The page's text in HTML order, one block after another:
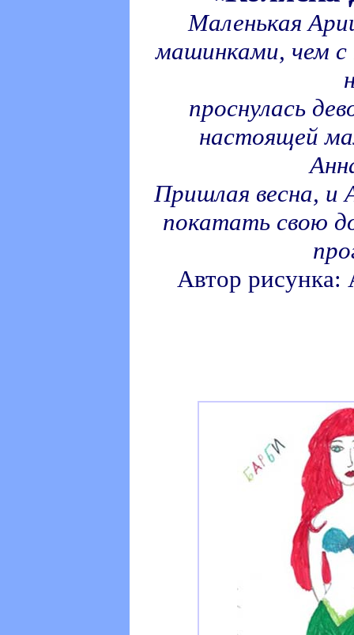
Маленькая
машинками, чем с
проснулась
настоящей
Пришлая весна, и
покатать свою
Автор рисунка: